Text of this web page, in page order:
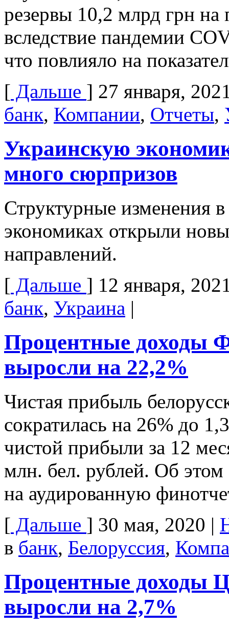
резервы 10,2 млрд грн
вследствие пандемии
что повлияло на
[ Дальше ] 27 января,
банк, Компании, Отчеты,
Украинскую
много сюрпризов
Структурные изменения
экономиках открыли
направлений.
[ Дальше ] 12 января,
банк, Украина |
Процентные доходы
выросли на 22,2%
Чистая прибыль
сократилась на 26% до
чистой прибыли за 12
млн. бел. рублей. Об
на аудированную
[ Дальше ] 30 мая, 2020 |
в банк, Белоруссия,
Процентные доходы
выросли на 2,7%